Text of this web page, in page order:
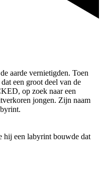
aarde vernietigden. Toen
een groot deel van de
op zoek naar een
jongen. Zijn naam
hij een labyrint bouwde dat